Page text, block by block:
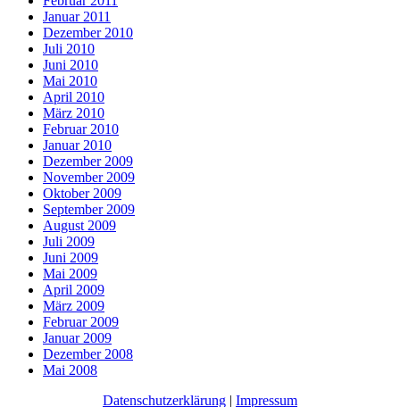
Januar 2011
Dezember 2010
Juli 2010
Juni 2010
Mai 2010
April 2010
März 2010
Februar 2010
Januar 2010
Dezember 2009
November 2009
Oktober 2009
September 2009
August 2009
Juli 2009
Juni 2009
Mai 2009
April 2009
März 2009
Februar 2009
Januar 2009
Dezember 2008
Mai 2008
Datenschutzerklärung | Impressum